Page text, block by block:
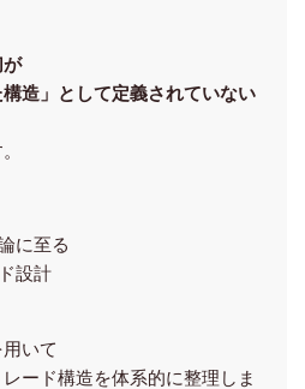
構造」として定義されていない
に至る
設計
いて
ード構造を体系的に整理しま